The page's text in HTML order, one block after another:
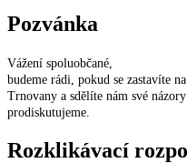
Pozvánka
Vážení spoluobčané,
budeme rádi, pokud se zastavíte
Trnovany a sdělíte nám své
prodiskutujeme.
Rozklikávací